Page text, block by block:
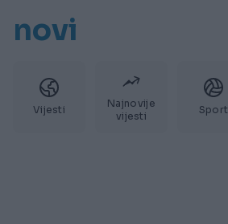
novi
Vijesti
Najnovije
vijesti
Sport